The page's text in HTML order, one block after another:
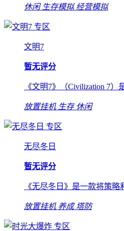
休闲 生存模拟 经营模拟
专区
文明7
暂无评分
《文明7》（Civilization 7）
放置挂机 生存 休闲
专区
无尽冬日
暂无评分
《无尽冬日》是一款将策
放置挂机 养成 塔防
专区